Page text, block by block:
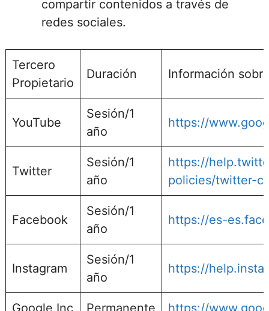
compartir contenidos a través de
redes sociales.
Tercero
Propietario
Duración Información
YouTube
Sesión/1
año
https://
Twitter
Sesión/1
año
https://
policies/twitter-
Facebook
Sesión/1
año
https://es-
Instagram
Sesión/1
año
https://
Google Inc Permanente https://